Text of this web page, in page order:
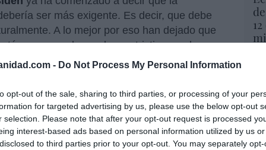
- Do Not Process My Personal Information
opt-out of the sale, sharing to third parties, or processing of your
for targeted advertising by us, please use the below opt-out
selection. Please note that after your opt-out request is processed
interest-based ads based on personal information utilized by us
to third parties prior to your opt-out. You may separately
ser más exigente. Es decir, que debe
A lo mejor por eso han dejado que
preparando una ley restrictiva con la
en cualquier caso, parece que va ganando
el
el planeta a través de Google,
y